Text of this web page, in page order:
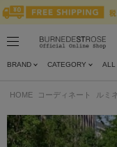
BRAND CATEGORY ALL
HOME コーディネート ルミ